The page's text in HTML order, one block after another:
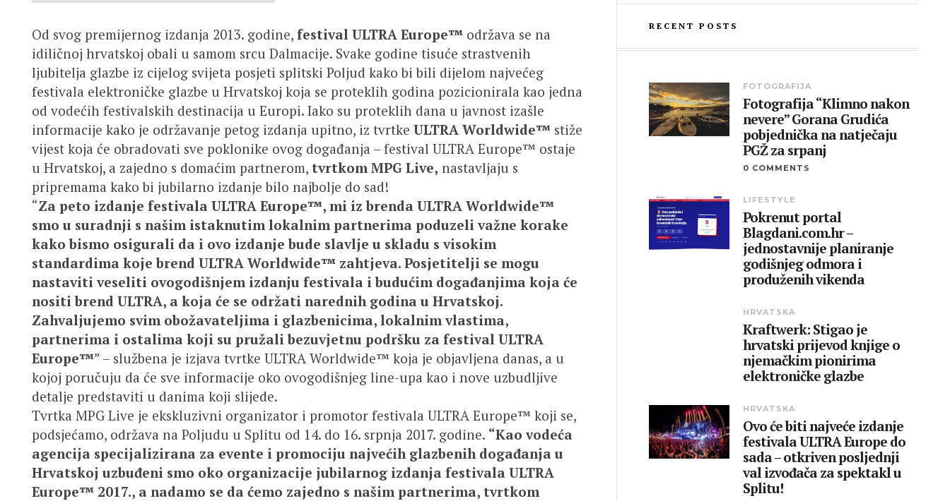
Od svog premijernog izdanja 2013. godine, festival ULTRA Europe™ održava se na
idiličnoj hrvatskoj obali u samom srcu Dalmacije. Svake godine tisuće strastvenih
ljubitelja glazbe iz cijelog svijeta posjeti splitski Poljud kako bi bili dijelom najvećeg
festivala elektroničke glazbe u Hrvatskoj koja se proteklih godina pozicionirala kao jedna
od vodećih festivalskih destinacija u Europi. Iako su proteklih dana u javnost izašle
informacije kako je održavanje petog izdanja upitno, iz tvrtke ULTRA Worldwide™ stiže
vijest koja će obradovati sve poklonike ovog događanja – festival ULTRA Europe™ ostaje
u Hrvatskoj, a zajedno s domaćim partnerom, tvrtkom MPG Live, nastavljaju s
pripremama kako bi jubilarno izdanje bilo najbolje do sad!
“Za peto izdanje festivala ULTRA Europe™, mi iz brenda ULTRA Worldwide™
smo u suradnji s našim istaknutim lokalnim partnerima poduzeli važne korake
kako bismo osigurali da i ovo izdanje bude slavlje u skladu s visokim
standardima koje brend ULTRA Worldwide™ zahtjeva. Posjetitelji se mogu
nastaviti veseliti ovogodišnjem izdanju festivala i budućim događanjima koja će
nositi brend ULTRA, a koja će se održati narednih godina u Hrvatskoj.
Zahvaljujemo svim obožavateljima i glazbenicima, lokalnim vlastima,
partnerima i ostalima koji su pružali bezuvjetnu podršku za festival ULTRA
Europe™” – službena je izjava tvrtke ULTRA Worldwide™ koja je objavljena danas, a u
kojoj poručuju da će sve informacije oko ovogodišnjeg line-upa kao i nove uzbudljive
detalje predstaviti u danima koji slijede.
Tvrtka MPG Live je ekskluzivni organizator i promotor festivala ULTRA Europe™ koji se,
podsjećamo, održava na Poljudu u Splitu od 14. do 16. srpnja 2017. godine. “Kao vodeća
agencija specijalizirana za evente i promociju najvećih glazbenih događanja u
Hrvatskoj uzbuđeni smo oko organizacije jubilarnog izdanja festivala ULTRA
Europe™ 2017., a nadamo se da ćemo zajedno s našim partnerima, tvrtkom
RECENT POSTS
FOTOGRAFIJA
Fotografija “Klimno nakon
nevere” Gorana Grudića
pobjednička na natječaju
PGŽ za srpanj
0 COMMENTS
LIFESTYLE
Pokrenut portal
Blagdani.com.hr –
jednostavnije planiranje
godišnjeg odmora i
produženih vikenda
HRVATSKA
Kraftwerk: Stigao je
hrvatski prijevod knjige o
njemačkim pionirima
elektroničke glazbe
HRVATSKA
Ovo će biti najveće izdanje
festivala ULTRA Europe do
sada – otkriven posljednji
val izvođača za spektakl u
Splitu!